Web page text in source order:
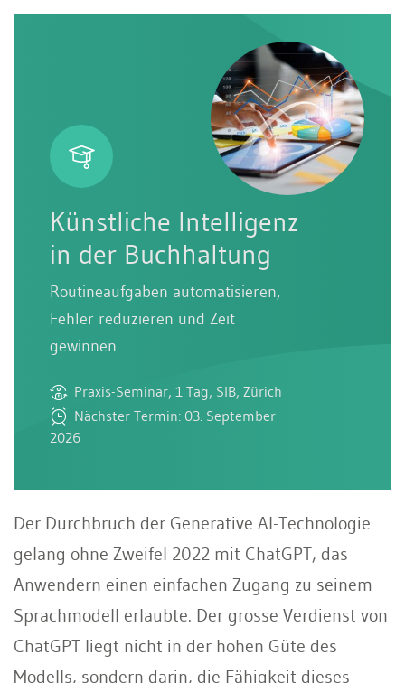
Künstliche Intelligenz
in der Buchhaltung
Routineaufgaben automatisieren,
Fehler reduzieren und Zeit
gewinnen
Praxis-Seminar, 1 Tag, SIB, Zürich
Nächster Termin: 03. September
2026
Der Durchbruch der Generative AI-Technologie
gelang ohne Zweifel 2022 mit ChatGPT, das
Anwendern einen einfachen Zugang zu seinem
Sprachmodell erlaubte. Der grosse Verdienst von
ChatGPT liegt nicht in der hohen Güte des
Modells, sondern darin, die Fähigkeit dieses